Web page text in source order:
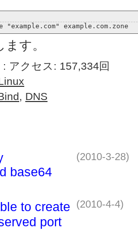
す。
アクセス: 157,334回
, DNS
base64
(2010-3-28)
to create
port
(2010-4-4)